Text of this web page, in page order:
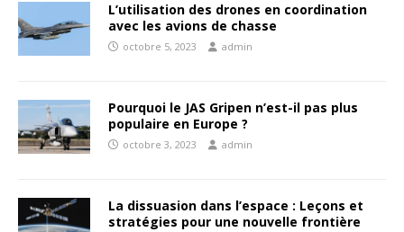
L’utilisation des drones en coordination
avec les avions de chasse
octobre 5, 2023 admin
Pourquoi le JAS Gripen n’est-il pas plus
populaire en Europe ?
octobre 3, 2023 admin
La dissuasion dans l’espace : Leçons et
stratégies pour une nouvelle frontière